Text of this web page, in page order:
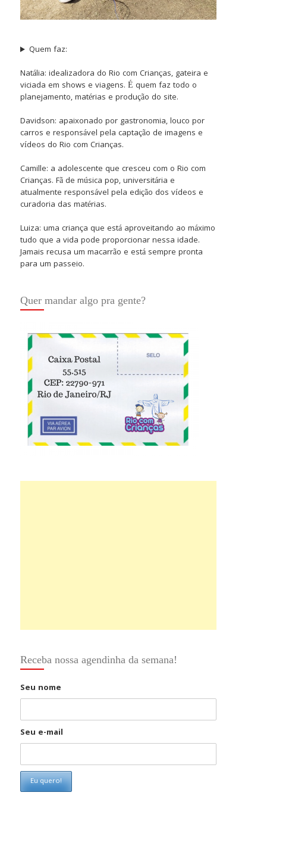
Quem faz:
Natália: idealizadora do Rio com Crianças, gateira e
viciada em shows e viagens. É quem faz todo o
planejamento, matérias e produção do site.
Davidson: apaixonado por gastronomia, louco por
carros e responsável pela captação de imagens e
vídeos do Rio com Crianças.
Camille: a adolescente que cresceu com o Rio com
Crianças. Fã de música pop, universitária e
atualmente responsável pela edição dos vídeos e
curadoria das matérias.
Luiza: uma criança que está aproveitando ao máximo
tudo que a vida pode proporcionar nessa idade.
Jamais recusa um macarrão e está sempre pronta
para um passeio.
Quer mandar algo pra gente?
Receba nossa agendinha da semana!
Seu nome
Seu e-mail